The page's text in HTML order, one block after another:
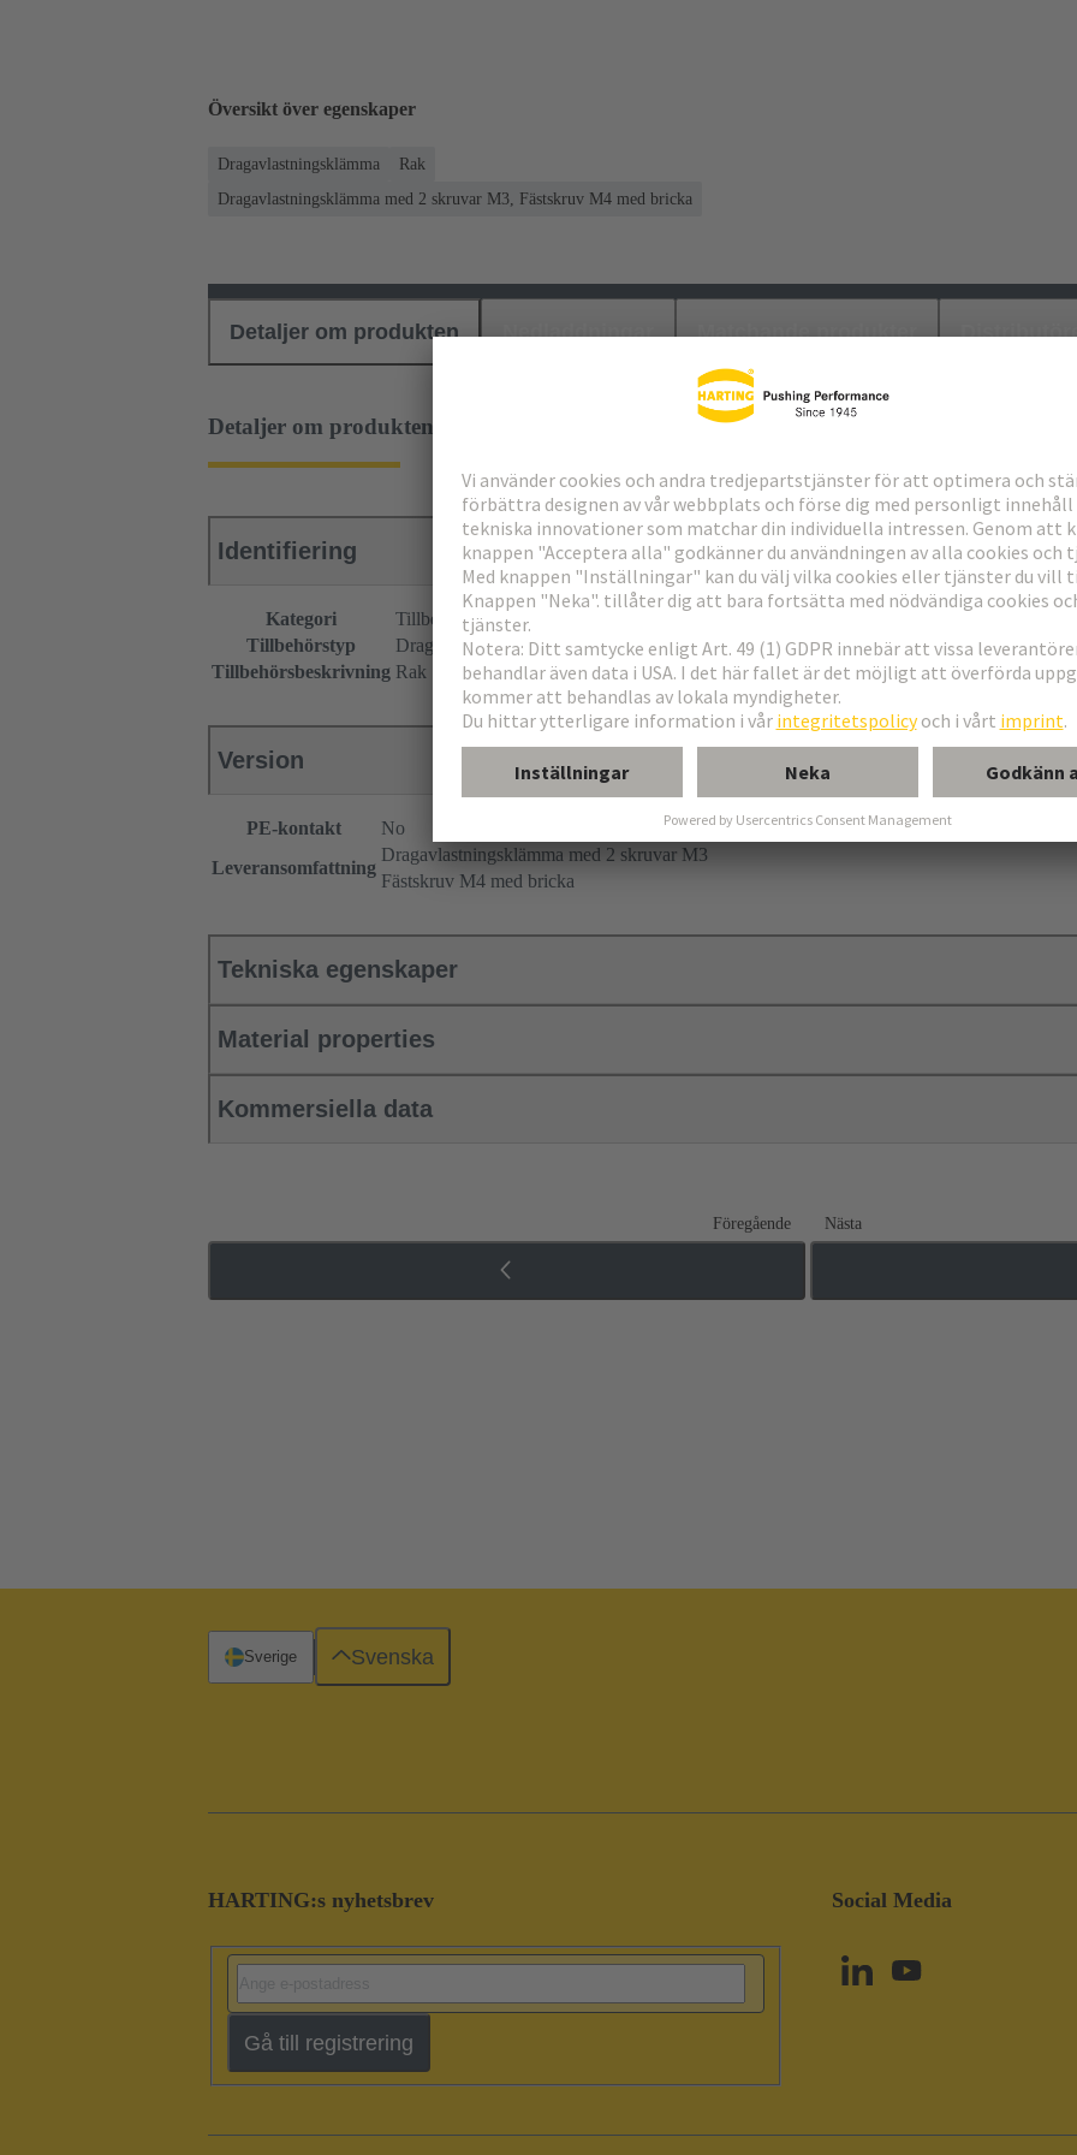
Översikt över egenskaper
Dragavlastningsklämma
Rak
Dragavlastningsklämma med 2 skruvar M3, Fästskruv M4 med bricka
Detaljer om produkten Nedladdningar Matchande produkter
Detaljer om produkten
Identifiering
Kategori
Tillbehör
Tillbehörstyp
Dragavlastningsklämma
Tillbehörsbeskrivning Rak
Version
PE-kontakt
No
Leveransomfattning
Dragavlastningsklämma med 2 skruvar M3
Fästskruv M4 med bricka
Tekniska egenskaper
Material properties
Kommersiella data
Föregående Nästa
HARTING:s nyhetsbrev
Gå till registrering
Social Media
Sverige Svenska